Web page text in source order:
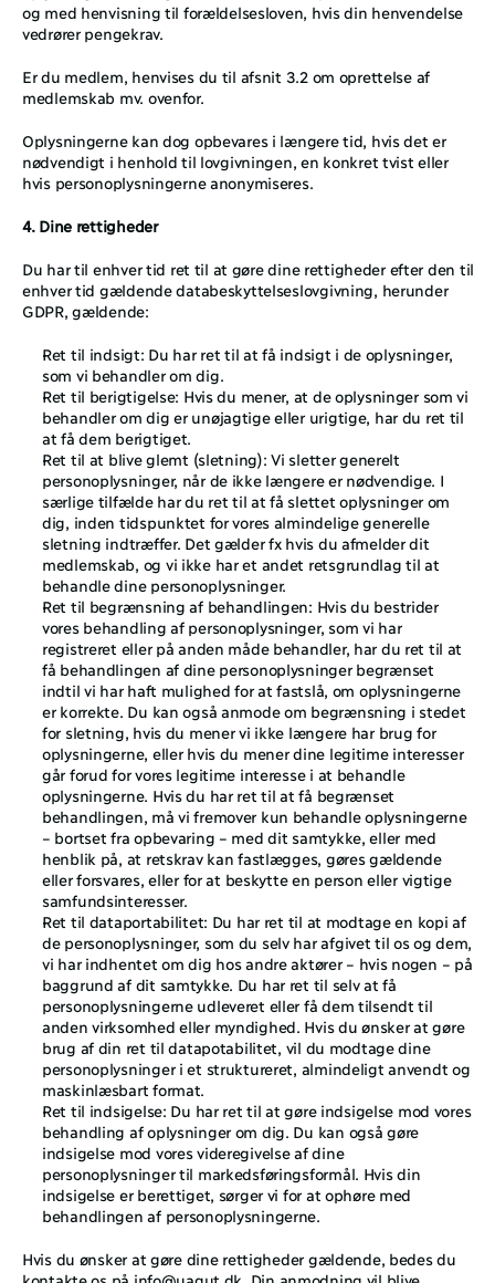
og med henvisning til forældelsesloven, hvis din henvendelse
vedrører pengekrav.
Er du medlem, henvises du til afsnit 3.2 om oprettelse af
medlemskab mv. ovenfor.
Oplysningerne kan dog opbevares i længere tid, hvis det er
nødvendigt i henhold til lovgivningen, en konkret tvist eller
hvis personoplysningerne anonymiseres.
4. Dine rettigheder
Du har til enhver tid ret til at gøre dine rettigheder efter den til
enhver tid gældende databeskyttelseslovgivning, herunder
GDPR, gældende:
Ret til indsigt: Du har ret til at få indsigt i de oplysninger,
som vi behandler om dig.
Ret til berigtigelse: Hvis du mener, at de oplysninger som vi
behandler om dig er unøjagtige eller urigtige, har du ret til
at få dem berigtiget.
Ret til at blive glemt (sletning): Vi sletter generelt
personoplysninger, når de ikke længere er nødvendige. I
særlige tilfælde har du ret til at få slettet oplysninger om
dig, inden tidspunktet for vores almindelige generelle
sletning indtræffer. Det gælder fx hvis du afmelder dit
medlemskab, og vi ikke har et andet retsgrundlag til at
behandle dine personoplysninger.
Ret til begrænsning af behandlingen: Hvis du bestrider
vores behandling af personoplysninger, som vi har
registreret eller på anden måde behandler, har du ret til at
få behandlingen af dine personoplysninger begrænset
indtil vi har haft mulighed for at fastslå, om oplysningerne
er korrekte. Du kan også anmode om begrænsning i stedet
for sletning, hvis du mener vi ikke længere har brug for
oplysningerne, eller hvis du mener dine legitime interesser
går forud for vores legitime interesse i at behandle
oplysningerne. Hvis du har ret til at få begrænset
behandlingen, må vi fremover kun behandle oplysningerne
– bortset fra opbevaring – med dit samtykke, eller med
henblik på, at retskrav kan fastlægges, gøres gældende
eller forsvares, eller for at beskytte en person eller vigtige
samfundsinteresser.
Ret til dataportabilitet: Du har ret til at modtage en kopi af
de personoplysninger, som du selv har afgivet til os og dem,
vi har indhentet om dig hos andre aktører – hvis nogen – på
baggrund af dit samtykke. Du har ret til selv at få
personoplysningerne udleveret eller få dem tilsendt til
anden virksomhed eller myndighed. Hvis du ønsker at gøre
brug af din ret til datapotabilitet, vil du modtage dine
personoplysninger i et struktureret, almindeligt anvendt og
maskinlæsbart format.
Ret til indsigelse: Du har ret til at gøre indsigelse mod vores
behandling af oplysninger om dig. Du kan også gøre
indsigelse mod vores videregivelse af dine
personoplysninger til markedsføringsformål. Hvis din
indsigelse er berettiget, sørger vi for at ophøre med
behandlingen af personoplysningerne.
Hvis du ønsker at gøre dine rettigheder gældende, bedes du
kontakte os på info@uagut.dk . Din anmodning vil blive